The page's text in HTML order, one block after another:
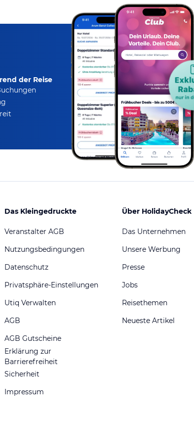
der Reise
Das Kleingedruckte
Veranstalter AGB
Nutzungsbedingungen
Datenschutz
Privatsphäre-Einstellungen
Utiq Verwalten
AGB
AGB Gutscheine
Erklärung zur
Barrierefreiheit
Sicherheit
Impressum
Über HolidayCheck
Das Unternehmen
Unsere Werbung
Presse
Jobs
Reisethemen
Neueste Artikel